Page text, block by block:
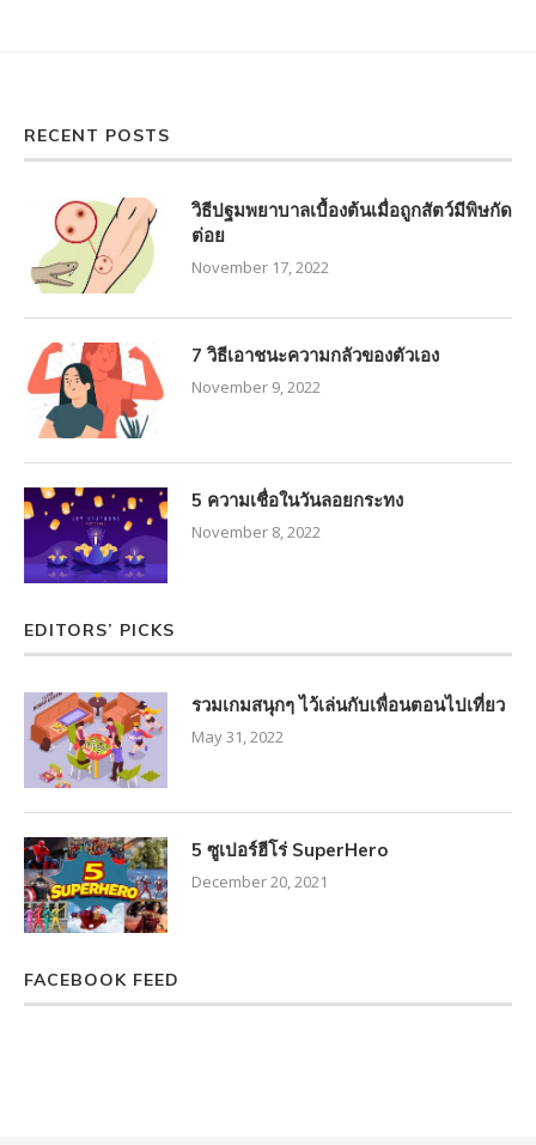
RECENT POSTS
วิธีปฐมพยาบาลเบื้องต้นเมื่อถูกสัตว์มีพิษกัด
ต่อย
November 17, 2022
7 วิธีเอาชนะความกลัวของตัวเอง
November 9, 2022
5 ความเชื่อในวันลอยกระทง
November 8, 2022
EDITORS’ PICKS
รวมเกมสนุกๆ ไว้เล่นกับเพื่อนตอนไปเที่ยว
May 31, 2022
5 ซูเปอร์ฮีโร่ SuperHero
December 20, 2021
FACEBOOK FEED